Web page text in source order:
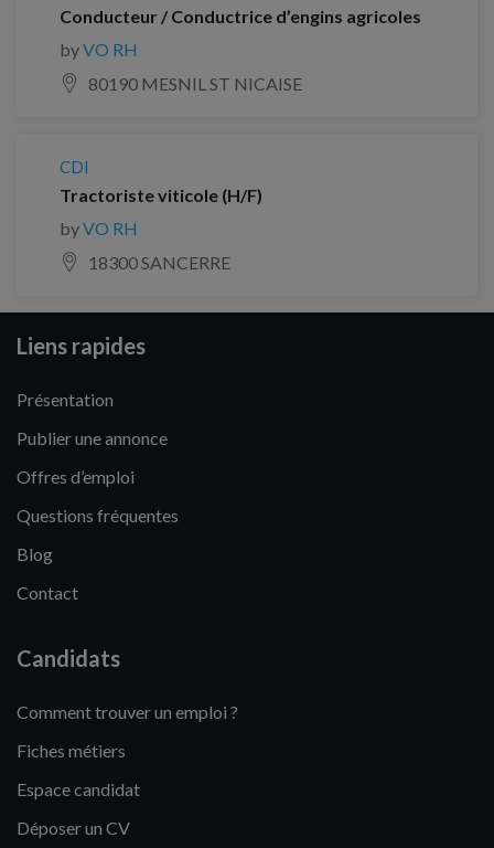
Conducteur / Conductrice d’engins agricoles
byVO RH
80190 MESNIL ST NICAISE
CDI
Tractoriste viticole (H/F)
byVO RH
18300 SANCERRE
Liens rapides
Présentation
Publier une annonce
Offres d’emploi
Questions fréquentes
Blog
Contact
Candidats
Comment trouver un emploi ?
Fiches métiers
Espace candidat
Déposer un CV